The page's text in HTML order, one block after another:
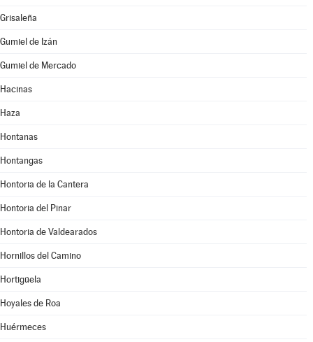
Grisaleña
Gumiel de Izán
Gumiel de Mercado
Hacinas
Haza
Hontanas
Hontangas
Hontoria de la Cantera
Hontoria del Pinar
Hontoria de Valdearados
Hornillos del Camino
Hortigüela
Hoyales de Roa
Huérmeces